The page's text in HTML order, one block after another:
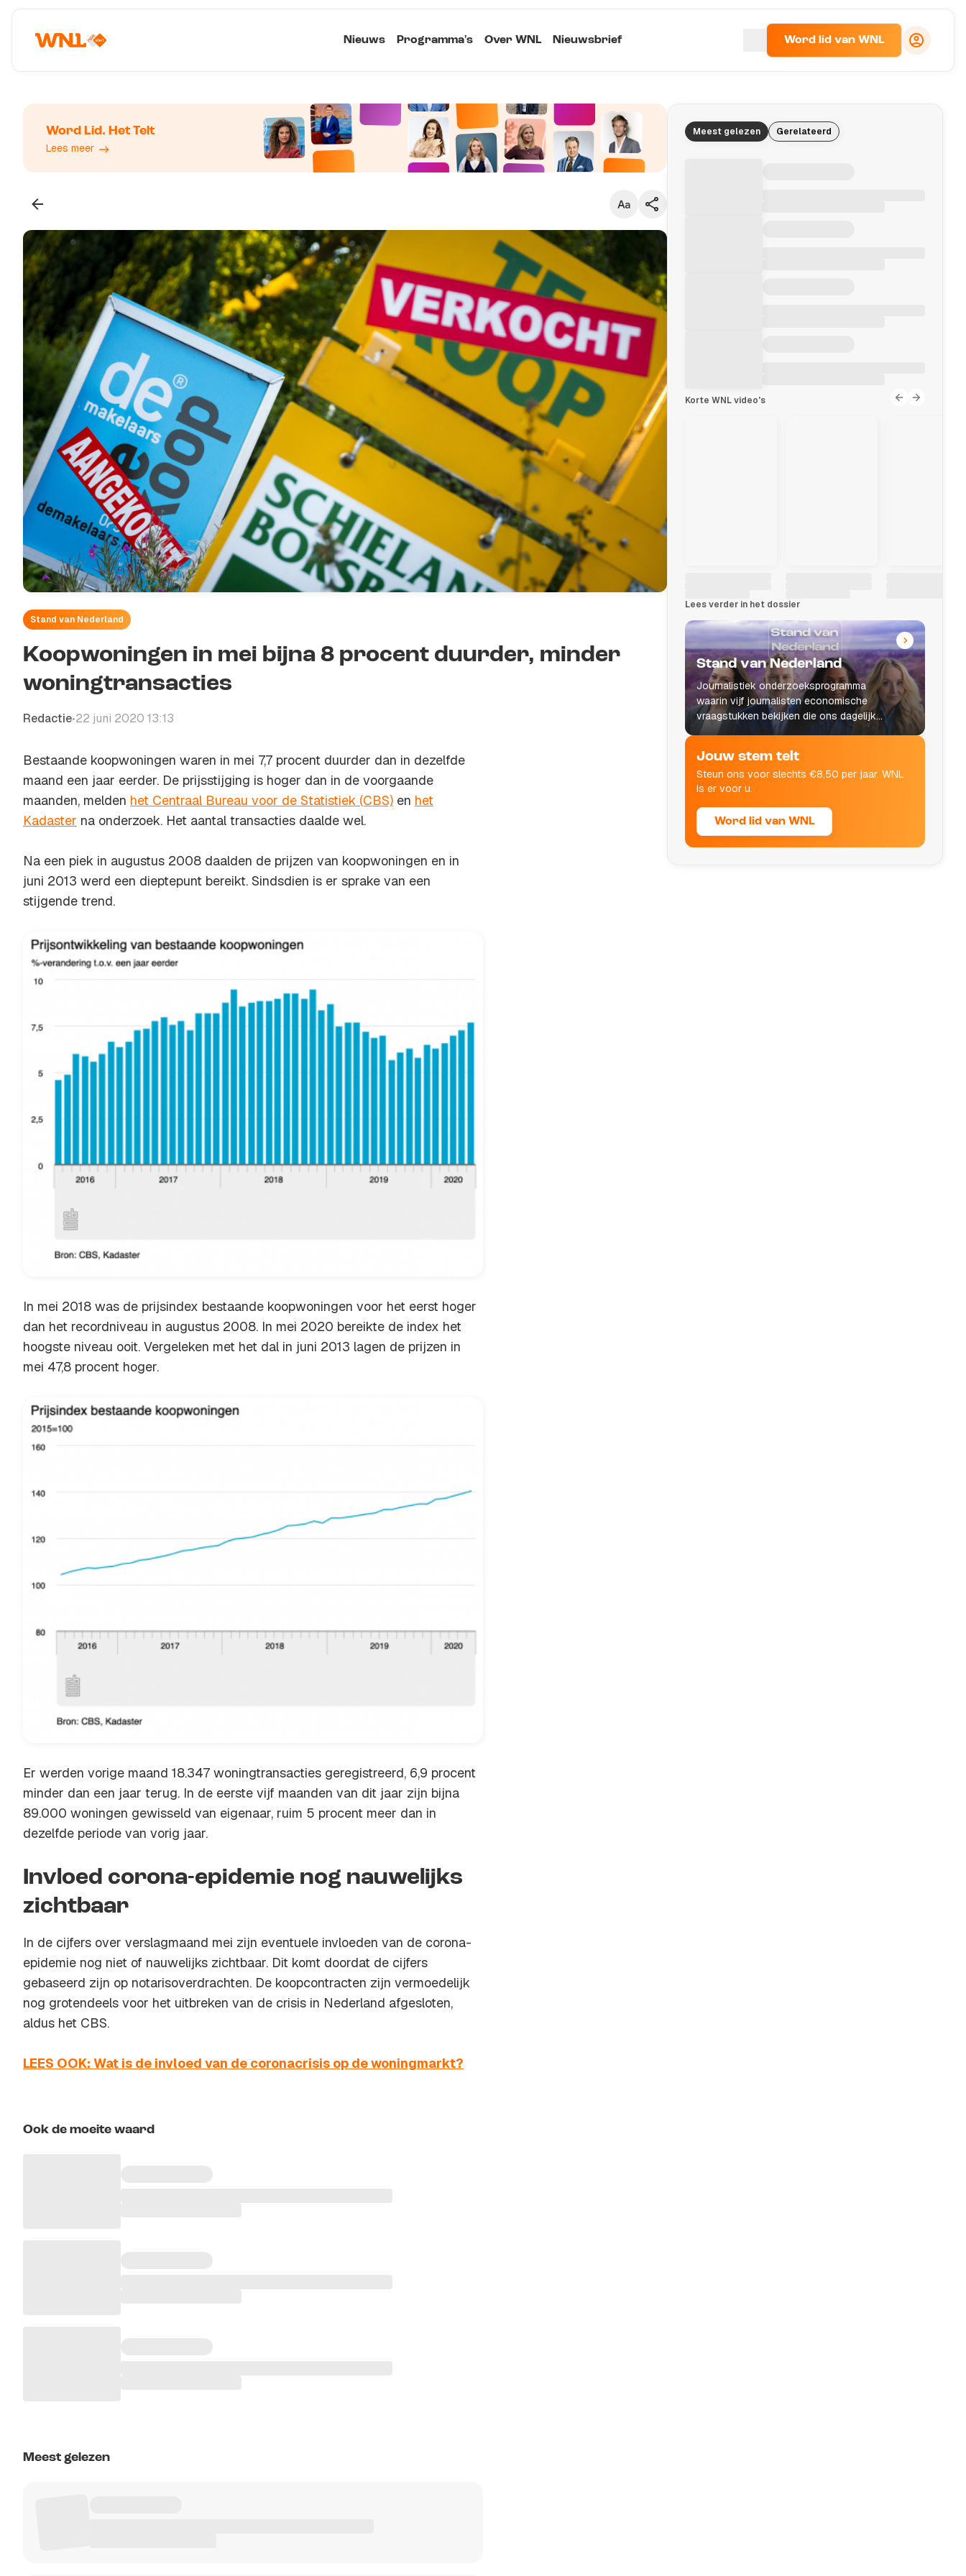
Nieuws Programma's Over WNL Nieuwsbrief Word lid van WNL
Word Lid. Het Telt
Lees meer
Klein
Standaard
Groot
Kopieer link
Stand van Nederland
Koopwoningen in mei bijna 8 procent duurder, minder
woningtransacties
Redactie•22 juni 2020 13:13
Bestaande koopwoningen waren in mei 7,7 procent duurder dan in dezelfde
maand een jaar eerder. De prijsstijging is hoger dan in de voorgaande
maanden, melden het Centraal Bureau voor de Statistiek (CBS) en het
Kadaster na onderzoek. Het aantal transacties daalde wel.
Na een piek in augustus 2008 daalden de prijzen van koopwoningen en in
juni 2013 werd een dieptepunt bereikt. Sindsdien is er sprake van een
stijgende trend.
In mei 2018 was de prijsindex bestaande koopwoningen voor het eerst hoger
dan het recordniveau in augustus 2008. In mei 2020 bereikte de index het
hoogste niveau ooit. Vergeleken met het dal in juni 2013 lagen de prijzen in
mei 47,8 procent hoger.
Er werden vorige maand 18.347 woningtransacties geregistreerd, 6,9 procent
minder dan een jaar terug. In de eerste vijf maanden van dit jaar zijn bijna
89.000 woningen gewisseld van eigenaar, ruim 5 procent meer dan in
dezelfde periode van vorig jaar.
Invloed corona-epidemie nog nauwelijks
zichtbaar
In de cijfers over verslagmaand mei zijn eventuele invloeden van de corona-
epidemie nog niet of nauwelijks zichtbaar. Dit komt doordat de cijfers
gebaseerd zijn op notarisoverdrachten. De koopcontracten zijn vermoedelijk
nog grotendeels voor het uitbreken van de crisis in Nederland afgesloten,
aldus het CBS.
LEES OOK: Wat is de invloed van de coronacrisis op de woningmarkt?
Ook de moeite waard
Meest gelezen
Meest gelezen Gerelateerd
Korte WNL video's
Lees verder in het dossier
Stand van Nederland
Journalistiek onderzoeksprogramma
waarin vijf journalisten economische
vraagstukken bekijken die ons dagelijks
leven raken.
Jouw stem telt
Steun ons voor slechts €8,50 per jaar. WNL
is er voor u.
Word lid van WNL